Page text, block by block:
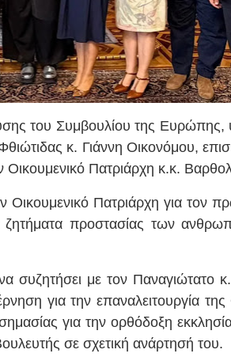
του Συμβουλίου της
κ. Γιάννη Οικονόμου,
Πατριάρχη κ.κ.
Πατριάρχη για τον
ζητήματα προστασίας των
συζητήσει με τον Παναγιώτατο
για την επαναλειτουργία
για την ορθόδοξη
σε σχετική ανάρτησή του.